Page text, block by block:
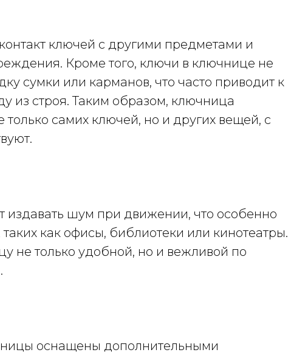
ключей с другими предметами и
Кроме того, ключи в ключнице не
сумки или карманов, что часто приводит к
из строя. Таким образом, ключница
самих ключей, но и других вещей, с
издавать шум при движении, что особенно
как офисы, библиотеки или кинотеатры.
не только удобной, но и вежливой по
оснащены дополнительными